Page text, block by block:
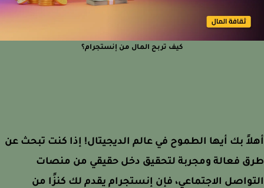
كيف تربح المال من إنستجرام؟
بك أيها الطموح في عالم الديجيتال! إذا كنت تبحث عن
فعالة ومجربة لتحقيق دخل حقيقي من منصات
الاجتماعي، فإن إنستجرام يقدم لك كنزًا من